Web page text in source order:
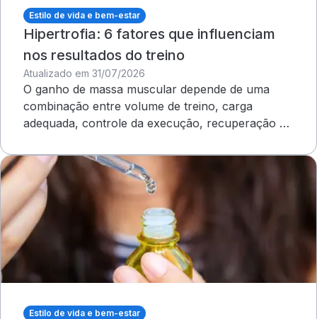
Estilo de vida e bem-estar
Hipertrofia: 6 fatores que influenciam
nos resultados do treino
Atualizado em 31/07/2026
O ganho de massa muscular depende de uma
combinação entre volume de treino, carga
adequada, controle da execução, recuperação e
Estilo de vida e bem-estar